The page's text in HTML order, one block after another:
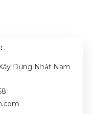
Dựng Nhật Nam